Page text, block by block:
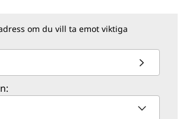
om du vill ta emot viktiga